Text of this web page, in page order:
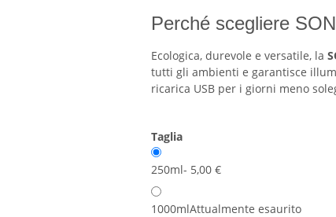
Perché scegliere
Ecologica, durevole e versatile, la
tutti gli ambienti e garantisce
ricarica USB per i giorni meno
Taglia
250ml- 5,00 €
1000mlAttualmente esaurito